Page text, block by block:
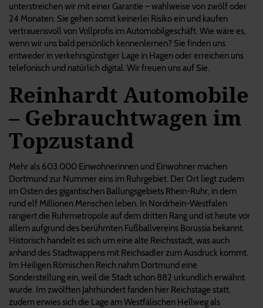
unterstreichen wir mit einer Garantie – wahlweise von zwölf oder
24 Monaten. Sie gehen somit keinerlei Risiko ein und kaufen
vertrauensvoll von Vollprofis im Automobilgeschäft. Wie wäre es,
wenn wir uns bald persönlich kennenlernen? Sie finden uns
entweder in verkehrsgünstiger Lage in Hagen oder erreichen uns
telefonisch und natürlich digital. Wir freuen uns auf Sie.
Reinhardt Automobile
– Gebrauchtwagen im
Topzustand
Mehr als 603.000 Einwohnerinnen und Einwohner machen
Dortmund zur Nummer eins im Ruhrgebiet. Der Ort liegt zudem
im Osten des gigantischen Ballungsgebiets Rhein-Ruhr, in dem
rund elf Millionen Menschen leben. In Nordrhein-Westfalen
rangiert die Ruhrmetropole auf dem dritten Rang und ist heute vor
allem aufgrund des berühmten Fußballvereins Borussia bekannt.
Historisch handelt es sich um eine alte Reichsstadt, was auch
anhand des Stadtwappens mit Reichsadler zum Ausdruck kommt.
Im Heiligen Römischen Reich nahm Dortmund eine
Sonderstellung ein, weil die Stadt schon 882 urkundlich erwähnt
wurde. Im zwölften Jahrhundert fanden hier Reichstage statt,
zudem erwies sich die Lage am Westfälischen Hellweg als